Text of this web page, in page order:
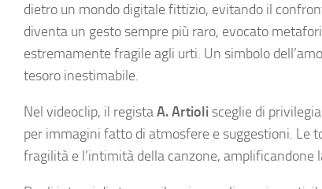
dietro un mondo digitale fittizio, evitando il
diventa un gesto sempre più raro, evocato
estremamente fragile agli urti. Un simbolo
tesoro inestimabile.
Nel videoclip, il registaA. Artioli sceglie di
per immagini fatto di atmosfere e suggestioni.
fragilità e l’intimità della canzone, amplificandone